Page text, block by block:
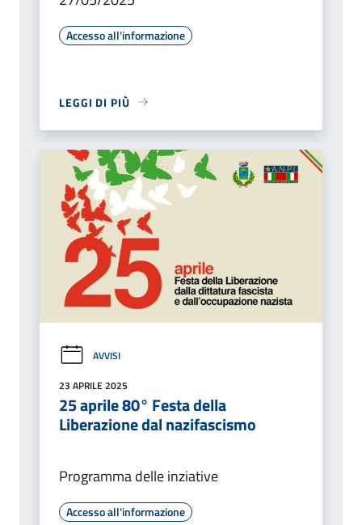
Accesso all'informazione
LEGGI DI PIÙ
AVVISI
23 APRILE 2025
25 aprile 80° Festa della
Liberazione dal nazifascismo
Programma delle inziative
Accesso all'informazione